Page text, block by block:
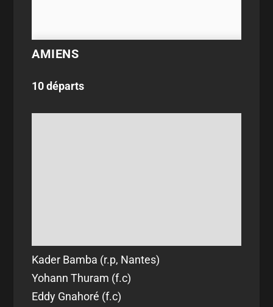
AMIENS
10 départs
Kader Bamba (r.p, Nantes)
Yohann Thuram (f.c)
Eddy Gnahoré (f.c)